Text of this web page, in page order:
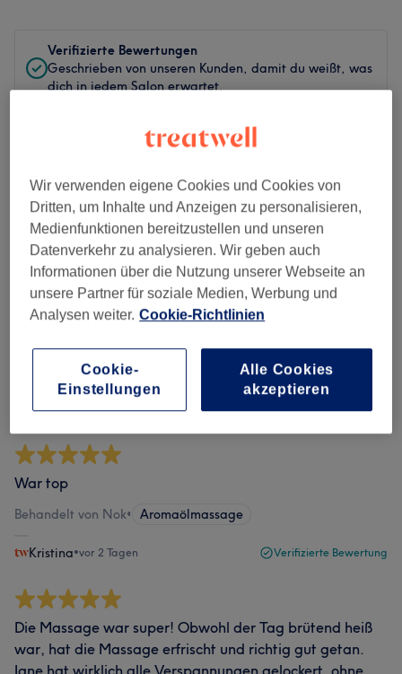
Verifizierte Bewertungen
Geschrieben von unseren Kunden, damit du weißt, was
dich in jedem Salon erwartet.
Behandelt von Nita• Sportmassage
Josephine • vor 1 Tag Verifizierte Bewertung
Super, immer gerne wieder! 💆🏽‍♀️ Wirklich pure
Behandelt von Jane• Aromaölmassage
Franziska•vor 2 Tagen Verifizierte Bewertung
War top
Behandelt von Nok• Aromaölmassage
Kristina•vor 2 Tagen Verifizierte Bewertung
Die Massage war super! Obwohl der Tag brütend heiß
war, hat die Massage erfrischt und richtig gut getan.
Jane hat wirklich alle Verspannungen gelockert, ohne
Wir verwenden eigene Cookies und Cookies von
Dritten, um Inhalte und Anzeigen zu personalisieren,
Medienfunktionen bereitzustellen und unseren
Datenverkehr zu analysieren. Wir geben auch
Informationen über die Nutzung unserer Webseite an
unsere Partner für soziale Medien, Werbung und
Analysen weiter. Cookie-Richtlinien
Cookie-
Einstellungen
Alle Cookies
akzeptieren